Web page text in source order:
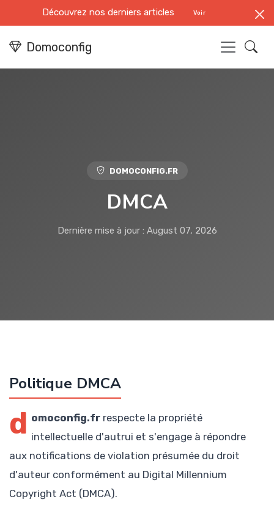
Découvrez nos derniers articles Voir
Domoconfig
DOMOCONFIG.FR
DMCA
Dernière mise à jour : August 07, 2026
Politique DMCA
d omoconfig.fr respecte la propriété
intellectuelle d'autrui et s'engage à répondre
aux notifications de violation présumée du droit
d'auteur conformément au Digital Millennium
Copyright Act (DMCA).